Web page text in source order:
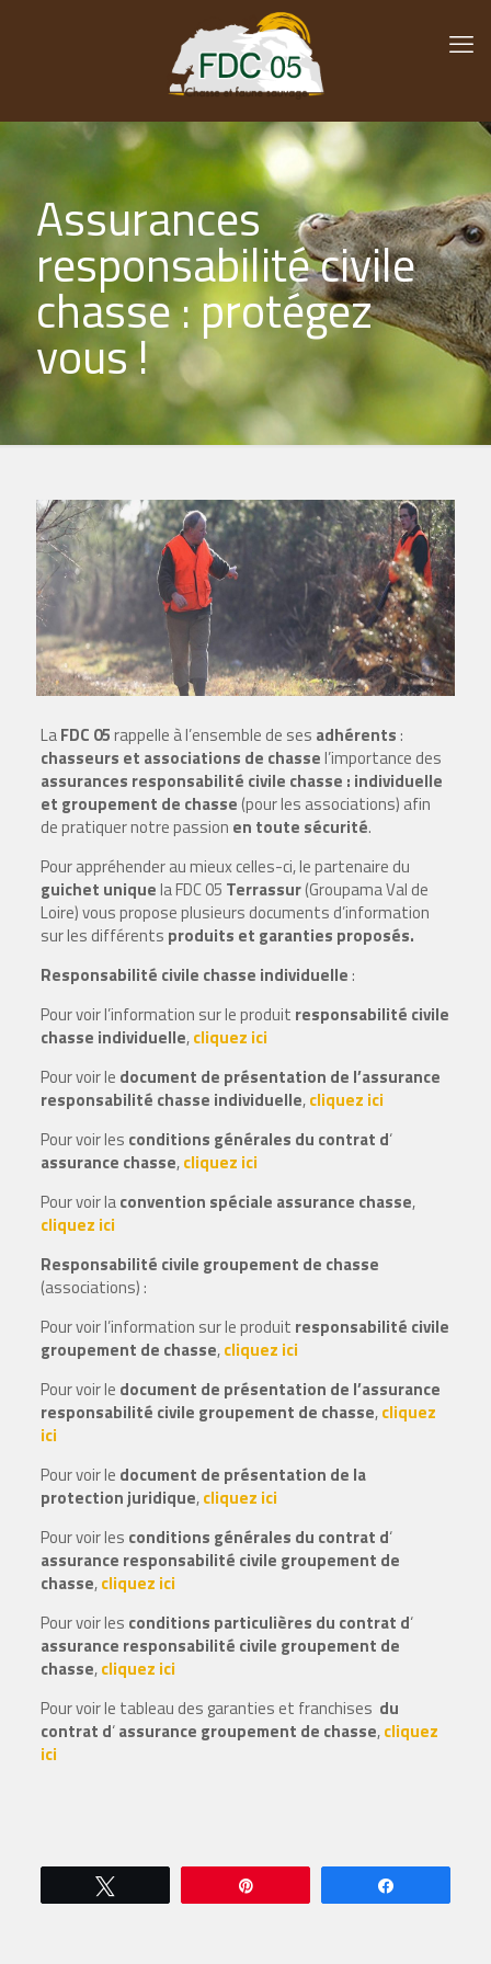
Assurances
responsabilité civile
chasse : protégez
vous !
LaFDC 05rappelle à l’ensemble de ses adhérents:
chasseurs et associations de chassel’importance des
assurances responsabilité civile chasse : individuelle
et groupement de chasse (pour les associations) afin
de pratiquer notre passion en toute sécurité.
Pour appréhender au mieux celles-ci, le partenaire du
guichet uniquela FDC 05 Terrassur(Groupama Val de
Loire) vous propose plusieurs documents d’information
sur les différents produits et garanties proposés.
Responsabilité civile chasse individuelle:
Pour voir l’information sur le produit responsabilité civile
chasse individuelle,cliquez ici
Pour voir le document de présentation de l’assurance
responsabilité chasse individuelle,cliquez ici
Pour voir les conditions générales du contrat d‘
assurance chasse,cliquez ici
Pour voir laconvention spéciale assurance chasse,
cliquez ici
Responsabilité civile groupement de chasse
(associations) :
Pour voir l’information sur le produit responsabilité civile
groupement de chasse,cliquez ici
Pour voir le document de présentation de l’assurance
responsabilité civile groupement de chasse,cliquez
ici
Pour voir le document de présentation de la
protection juridique,cliquez ici
Pour voir les conditions générales du contrat d‘
assurance responsabilité civile groupement de
chasse,cliquez ici
Pour voir les conditions particulières du contrat d‘
assurance responsabilité civile groupement de
chasse,cliquez ici
Pour voir le tableau des garanties et franchises du
contrat d‘assurance groupement de chasse,cliquez
ici